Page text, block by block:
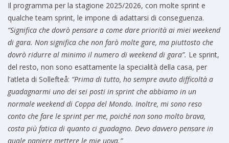
Il programma per la stagione 2025/2026, con molte sprint e
qualche team sprint, le impone di adattarsi di conseguenza.
“Significa che dovrò pensare a come dare priorità ai miei weekend
di gara. Non significa che non farò molte gare, ma piuttosto che
dovrò ridurre al minimo il numero di weekend di gara”. Le sprint,
del resto, non sono esattamente la specialità della casa, per
l’atleta di Sollefteå: “Prima di tutto, ho sempre avuto difficoltà a
guadagnarmi uno dei sei posti in sprint che abbiamo in un
normale weekend di Coppa del Mondo. Inoltre, mi sono reso
conto che fare le sprint per me, poiché non sono molto brava,
costa più fatica di quanto ci guadagno. Devo davvero pensare in
quale paniere mettere le mie uova.”